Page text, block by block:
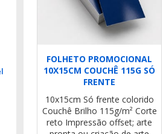
FOLHETO PROMOCIONAL
10X15CM COUCHÊ 115G SÓ
FRENTE
10x15cm Só frente colorido
Couchê Brilho 115g/m² Corte
reto Impressão offset; arte